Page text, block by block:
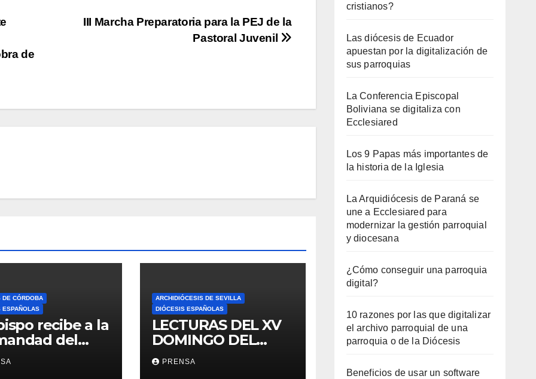
III Marcha Preparatoria para la PEJ de la
Pastoral Juvenil
de
DE CÓRDOBA
ESPAÑOLAS
recibe a la
del
ARCHIDIÓCESIS DE SEVILLA
DIÓCESIS ESPAÑOLAS
LECTURAS DEL XV
DOMINGO DEL
TIEMPO
ORDINARIO (A)
PRENSA
cristianos?
Las diócesis de Ecuador
apuestan por la digitalización de
sus parroquias
La Conferencia Episcopal
Boliviana se digitaliza con
Ecclesiared
Los 9 Papas más importantes de
la historia de la Iglesia
La Arquidiócesis de Paraná se
une a Ecclesiared para
modernizar la gestión parroquial
y diocesana
¿Cómo conseguir una parroquia
digital?
10 razones por las que digitalizar
el archivo parroquial de una
parroquia o de la Diócesis
Beneficios de usar un software